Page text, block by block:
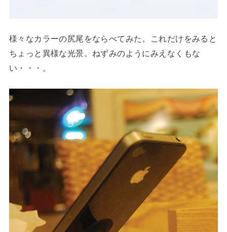
様々なカラーの尻尾をならべてみた。これだけをみると
ちょっと異様な光景。ねずみのようにみえなくもな
い・・・。